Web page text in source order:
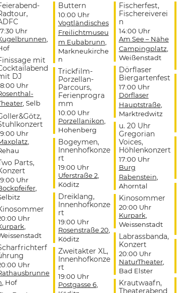
Uhr
mit
DJ
Uhr
, Selb
Uhr
Parts,
Uhr
,
Uhr
Uhr
, Hof
Buttern
10:00 Uhr
Vogtländisches
Freilichtmuseu
m Eubabrunn
Markneukirche
n
Trickfilm-
Porzellan-
Parcours,
Ferienprogra
mm
10:00 Uhr
Porzellanikon
Hohenberg
Bogeymen,
Innenhofkonze
rt
19:00 Uhr
Uferstraße 2,
Köditz
Dreiklang,
Innenhofkonze
rt
19:00 Uhr
Rosenstraße 20
Köditz
Zweitakter XL,
Innenhofkonze
rt
19:00 Uhr
Postgasse 6,
Fischerfest,
Fischereiverei
n
14:00 Uhr
Am See – Nähe
Campingplatz
Weißenstadt
Dörflaser
Biergartenfest
17:00 Uhr
Dörflaser
Hauptstraße,
Marktredwitz
u. 20 Uhr
Gregorian
Voices,
Höhlenkonzert
17:00 Uhr
Burg
Rabenstein
Ahorntal
Kinosommer
20:00 Uhr
Kurpark
Weissenstadt
Labrassbanda,
Konzert
20:00 Uhr
NaturTheater,
Bad Elster
Krautwaafn,
Theaterabend